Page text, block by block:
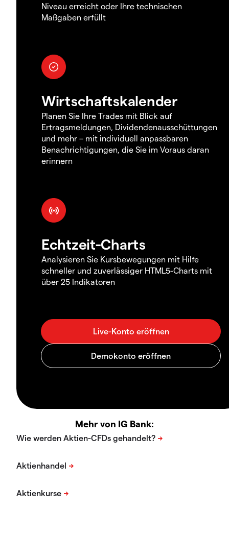
Niveau erreicht oder Ihre technischen
Maßgaben erfüllt
Wirtschaftskalender
Planen Sie Ihre Trades mit Blick auf
Ertragsmeldungen, Dividendenausschüttungen
und mehr – mit individuell anpassbaren
Benachrichtigungen, die Sie im Voraus daran
erinnern
Echtzeit-Charts
Analysieren Sie Kursbewegungen mit Hilfe
schneller und zuverlässiger HTML5-Charts mit
über 25 Indikatoren
Mehr von IG Bank: